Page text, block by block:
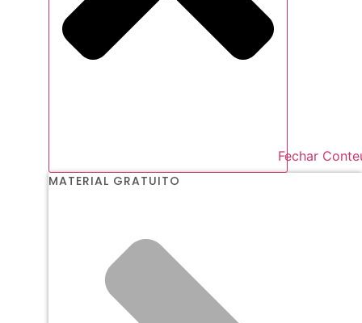
Fechar
MATERIAL GRATUITO